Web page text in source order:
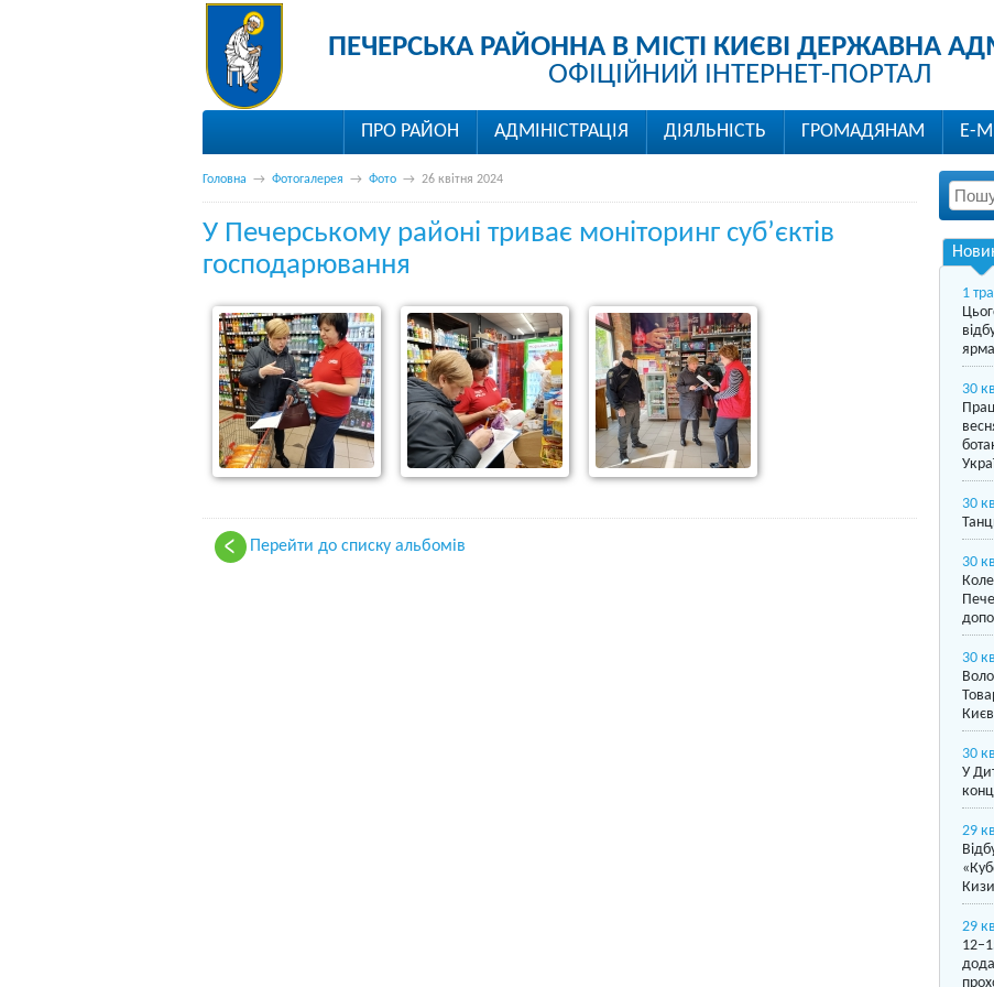
ПЕЧЕРСЬКА РАЙОННА В МІСТІ КИЄВІ ДЕРЖАВНА
ОФІЦІЙНИЙ ІНТЕРНЕТ-ПОРТАЛ
ПРО РАЙОН АДМІНІСТРАЦІЯ ДІЯЛЬНІСТЬ ГРОМАДЯНАМ Е-
Головна → Фотогалерея → Фото→ 26 квітня 2024
У Печерському районі триває моніторинг суб’єктів
господарювання
Перейти до списку альбомів
1
30
30
30
30
30
У
29
29